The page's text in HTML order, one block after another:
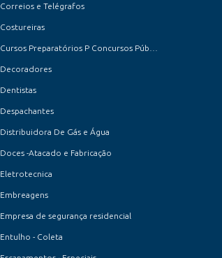
Correios e Telégrafos
Costureiras
Decoradores
Dentistas
Despachantes
Distribuidora De Gás e Água
Doces -Atacado e Fabricação
Eletrotecnica
Embreagens
Empresa de segurança residencial
Entulho - Coleta